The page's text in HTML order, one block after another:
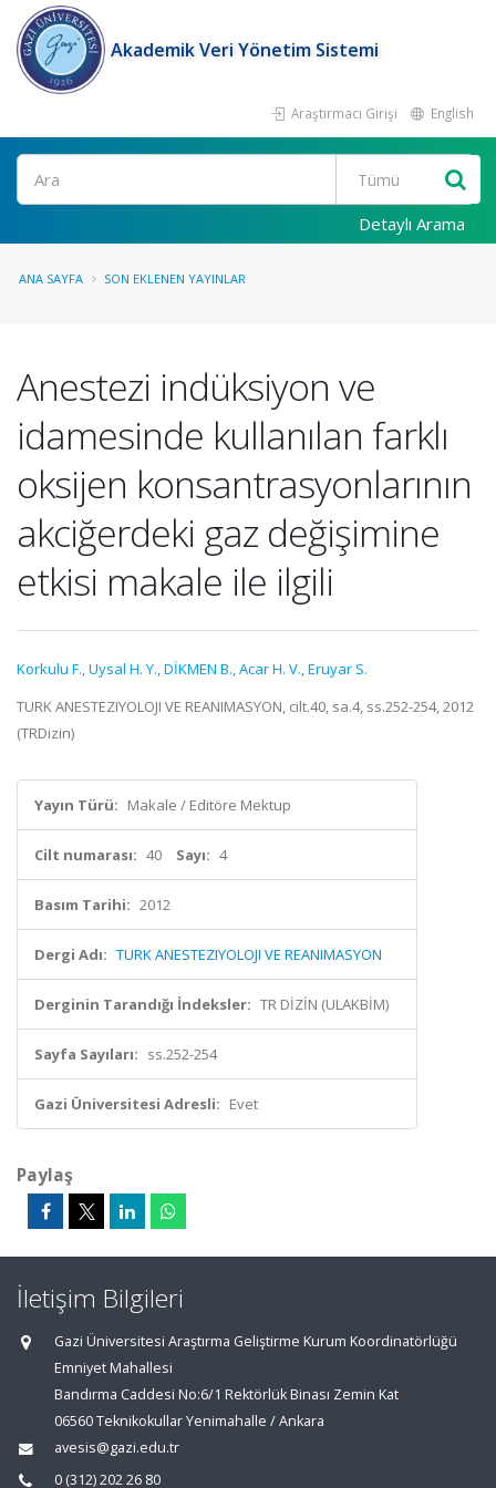
Akademik Veri Yönetim Sistemi
Araştırmacı Girişi English
Ara
Detaylı Arama
ANA SAYFA SON EKLENEN YAYINLAR
Anestezi indüksiyon ve
idamesinde kullanılan farklı
oksijen konsantrasyonlarının
akciğerdeki gaz değişimine
etkisi makale ile ilgili
Korkulu F.,Uysal H. Y.,DİKMEN B.,Acar H. V.,Eruyar S.
TURK ANESTEZIYOLOJI VE REANIMASYON, cilt.40, sa.4, ss.252-254, 2012
(TRDizin)
Yayın Türü: Makale / Editöre Mektup
Cilt numarası: 40 Sayı: 4
Basım Tarihi: 2012
Dergi Adı: TURK ANESTEZIYOLOJI VE REANIMASYON
Derginin Tarandığı İndeksler: TR DİZİN (ULAKBİM)
Sayfa Sayıları: ss.252-254
Gazi Üniversitesi Adresli: Evet
Paylaş
İletişim Bilgileri
Gazi Üniversitesi Araştırma Geliştirme Kurum Koordinatörlüğü
Emniyet Mahallesi
Bandırma Caddesi No:6/1 Rektörlük Binası Zemin Kat
06560 Teknikokullar Yenimahalle / Ankara
avesis@gazi.edu.tr
0 (312) 202 26 80